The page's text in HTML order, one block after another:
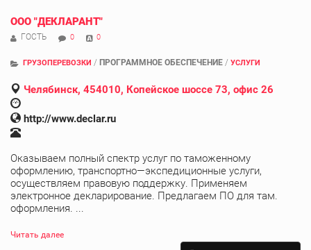
ООО "ДЕКЛАРАНТ"
ГОСТЬ 0 0
ГРУЗОПЕРЕВОЗКИ / ПРОГРАММНОЕ ОБЕСПЕЧЕНИЕ / УСЛУГИ
Челябинск, 454010, Копейское шоссе 73, офис 26
http://www.declar.ru
Оказываем полный спектр услуг по таможенному
оформлению, транспортно—экспедиционные услуги,
осуществляем правовую поддержку. Применяем
электронное декларирование. Предлагаем ПО для там.
оформления. ...
Читать далее